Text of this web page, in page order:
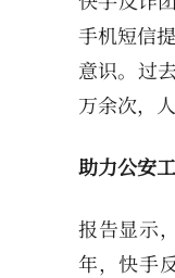
手机短信
意识。过
万余次，
助力公安
报告显示
年，快手